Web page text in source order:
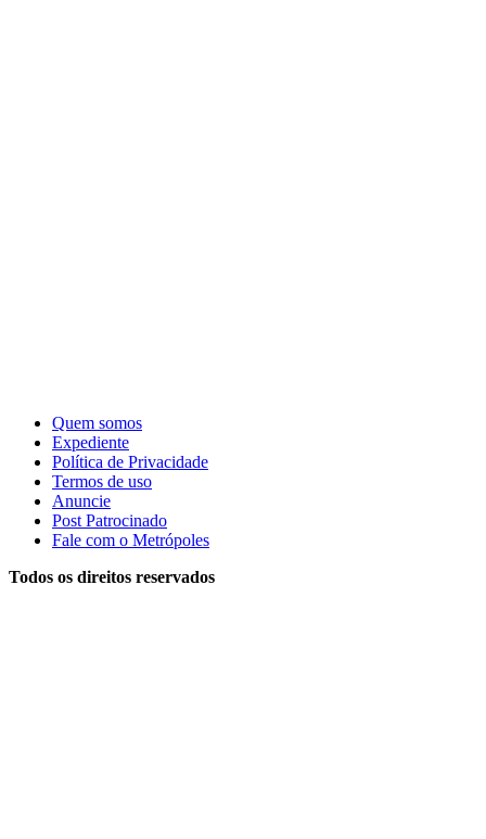
Quem somos
Expediente
Política de Privacidade
Termos de uso
Anuncie
Post Patrocinado
Fale com o Metrópoles
Todos os direitos reservados